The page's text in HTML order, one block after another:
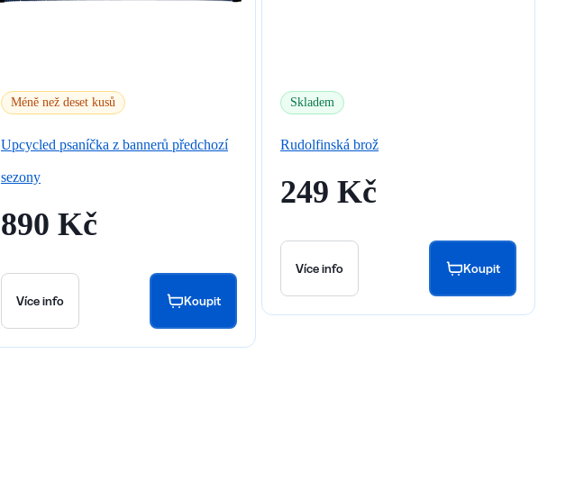
Méně než deset kusů
Upcycled psaníčka z bannerů předchozí
sezony
890 Kč
Více info Koupit
Skladem
Rudolfinská brož
249 Kč
Více info Koupit